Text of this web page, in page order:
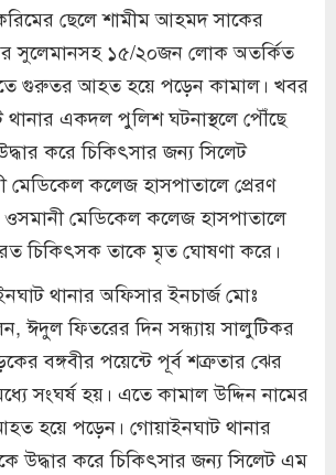
ছেলে শামীম আহমদ সাকের
সুলেমানসহ ১৫/২০জন লোক অতর্কিত
গুরুতর আহত হয়ে পড়েন কামাল। খবর
থানার একদল পুলিশ ঘটনাস্থলে পৌঁছে
করে চিকিৎসার জন্য সিলেট
কলেজ হাসপাতালে প্রেরণ
মেডিকেল কলেজ হাসপাতালে
চিকিৎসক তাকে মৃত ঘোষণা করে।
থানার অফিসার ইনচার্জ মোঃ
ঈদুল ফিতরের দিন সন্ধ্যায় সালুটিকর
বঙ্গবীর পয়েন্টে পূর্ব শত্রুতার ঝের
সংঘর্ষ হয়। এতে কামাল উদ্দিন নামের
হয়ে পড়েন। গোয়াইনঘাট থানার
উদ্ধার করে চিকিৎসার জন্য সিলেট এম